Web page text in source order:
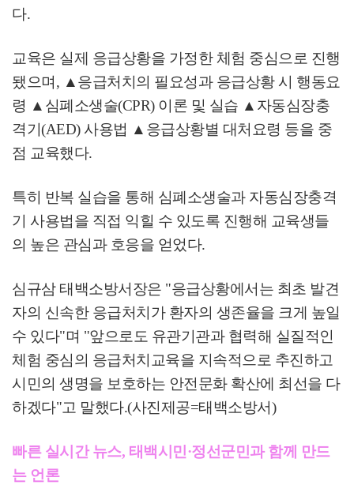
다.
교육은 실제 응급상황을 가정한 체험 중심으로 진행
됐으며 , ▲응급처치의 필요성과 응급상황 시 행동요
령 ▲ 심폐소생술(CPR) 이론 및 실습 ▲ 자동심장충
격기 (AED) 사용법 ▲ 응급상황별 대처요령 등을 중
점 교육했다.
특히 반복 실습을 통해 심폐소생술과 자동심장충격
기 사용법을 직접 익힐 수 있도록 진행해 교육생들
의 높은 관심과 호응을 얻었다.
심규삼 태백소방서장은 "응급상황에서는 최초 발견
자의 신속한 응급처치가 환자의 생존율을 크게 높일
수 있다"며 "앞으로도 유관기관과 협력해 실질적인
체험 중심의 응급처치교육을 지속적으로 추진하고
시민의 생명을 보호하는 안전문화 확산에 최선을 다
하겠다"고 말했다.(사진제공=태백소방서)
빠른 실시간 뉴스, 태백시민·정선군민과 함께 만드
는 언론